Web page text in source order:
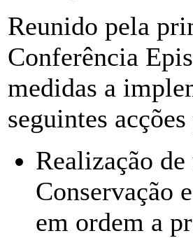
Reunido pela
Conferência
medidas a
seguintes
Realização
Conservação
em ordem a